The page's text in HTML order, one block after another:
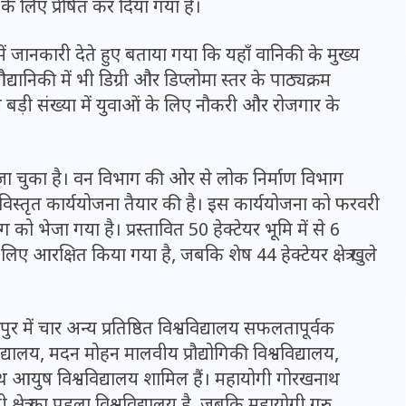
प्रेषित कर दिया गया है।
देते हुए बताया गया कि यहाँ वानिकी के मुख्य
में भी डिग्री और डिप्लोमा स्तर के पाठ्यक्रम
बड़ी संख्या में युवाओं के लिए नौकरी और रोजगार के
चुका है। वन विभाग की ओर से लोक निर्माण विभाग
कार्ययोजना तैयार की है। इस कार्ययोजना को फरवरी
को भेजा गया है। प्रस्तावित 50 हेक्टेयर भूमि में से 6
लिए आरक्षित किया गया है, जबकि शेष 44 हेक्टेयर क्षेत्र खुले
चार अन्य प्रतिष्ठित विश्वविद्यालय सफलतापूर्वक
मदन मोहन मालवीय प्रौद्योगिकी विश्वविद्यालय,
आयुष विश्वविद्यालय शामिल हैं। महायोगी गोरखनाथ
20 जनवरी 2026